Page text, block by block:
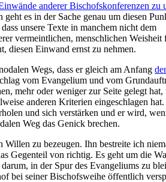
anderer Bischofskonferenzen zu
geht es in der Sache genau um diesen
unsere Texte in manchem nicht dem
vermeintlichen, menschlichen Weisheit
diesen Einwand ernst zu nehmen.
Wegs, dass er gleich am Anfang
vom Evangelium und vom
mehr oder weniger zur Seite gelegt hat,
anderen Kriterien eingeschlagen
und sich verstärken und er wird,
Weg das Genick brechen.
Willen zu bezeugen. Ihn bestreite ich
Gegenteil von richtig. Es geht um die
in der Spur des Evangeliums zu
bei seiner Bischofsweihe öffentlich